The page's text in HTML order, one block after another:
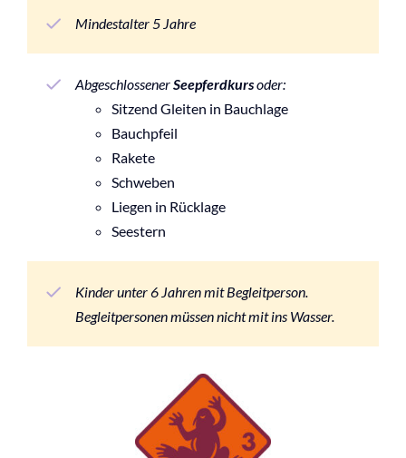
Mindestalter 5 Jahre
AbgeschlossenerSeepferdkursoder:
Sitzend Gleiten in Bauchlage
Bauchpfeil
Rakete
Schweben
Liegen in Rücklage
Seestern
Kinder unter 6 Jahren mit Begleitperson.
Begleitpersonen müssen nicht mit ins Wasser.